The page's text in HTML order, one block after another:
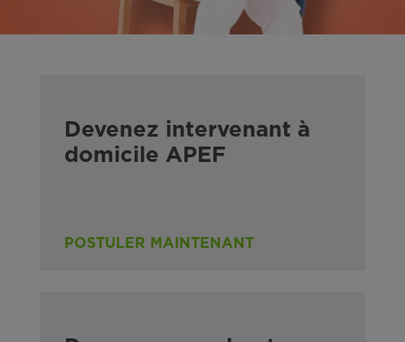
Devenez intervenant à
domicile APEF
POSTULER MAINTENANT